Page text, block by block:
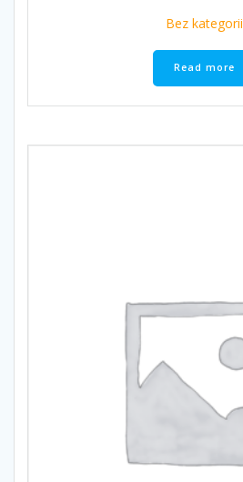
Bez kategorii
Read more